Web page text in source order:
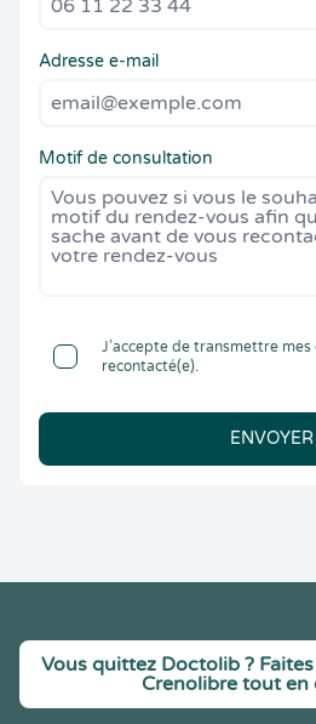
Adresse e-mail
Motif de consultation
J’accepte de transmettre mes
recontacté(e).
ENVOYER
Vous quittez Doctolib ?
Crenolibre tout en